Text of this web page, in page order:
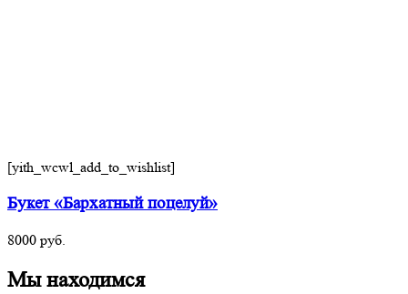
[yith_wcwl_add_to_wishlist]
Букет «Бархатный поцелуй»
8000 руб.
Мы находимся